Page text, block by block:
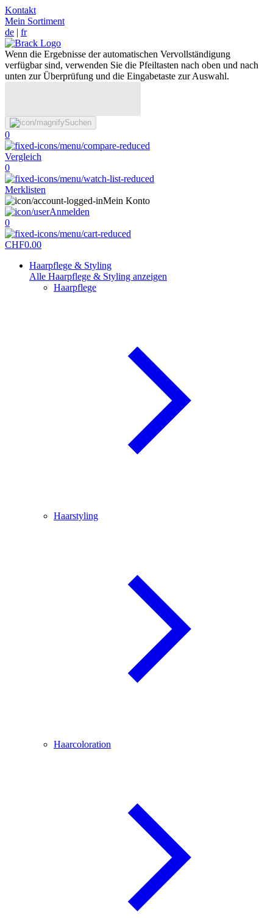
Kontakt
Mein Sortiment
de | fr
Wenn die Ergebnisse der automatischen Vervollständigung
verfügbar sind, verwenden Sie die Pfeiltasten nach oben und nach
unten zur Überprüfung und die Eingabetaste zur Auswahl.
Suchen
0
Vergleich
0
Merklisten
Mein Konto
Anmelden
0
CHF0.00
Haarpflege & Styling
Alle Haarpflege & Styling anzeigen
Haarpflege
Haarstyling
Haarcoloration